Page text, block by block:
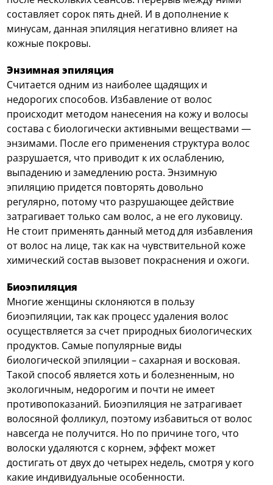
составляет сорок пять дней. И в дополнение к
минусам, данная эпиляция негативно влияет на
кожные покровы.
Энзимная эпиляция
Считается одним из наиболее щадящих и
недорогих способов. Избавление от волос
происходит методом нанесения на кожу и волосы
состава с биологически активными веществами —
энзимами. После его применения структура волос
разрушается, что приводит к их ослаблению,
выпадению и замедлению роста. Энзимную
эпиляцию придется повторять довольно
регулярно, потому что разрушающее действие
затрагивает только сам волос, а не его луковицу.
Не стоит применять данный метод для избавления
от волос на лице, так как на чувствительной коже
химический состав вызовет покраснения и ожоги.
Биоэпиляция
Многие женщины склоняются в пользу
биоэпиляции, так как процесс удаления волос
осуществляется за счет природных биологических
продуктов. Самые популярные виды
биологической эпиляции – сахарная и восковая.
Такой способ является хоть и болезненным, но
экологичным, недорогим и почти не имеет
противопоказаний. Биоэпиляция не затрагивает
волосяной фолликул, поэтому избавиться от волос
навсегда не получится. Но по причине того, что
волоски удаляются с корнем, эффект может
достигать от двух до четырех недель, смотря у кого
какие индивидуальные особенности.